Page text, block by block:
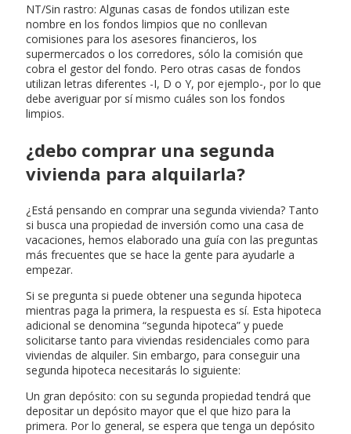
NT/Sin rastro: Algunas casas de fondos utilizan este
nombre en los fondos limpios que no conllevan
comisiones para los asesores financieros, los
supermercados o los corredores, sólo la comisión que
cobra el gestor del fondo. Pero otras casas de fondos
utilizan letras diferentes -I, D o Y, por ejemplo-, por lo que
debe averiguar por sí mismo cuáles son los fondos
limpios.
¿debo comprar una segunda
vivienda para alquilarla?
¿Está pensando en comprar una segunda vivienda? Tanto
si busca una propiedad de inversión como una casa de
vacaciones, hemos elaborado una guía con las preguntas
más frecuentes que se hace la gente para ayudarle a
empezar.
Si se pregunta si puede obtener una segunda hipoteca
mientras paga la primera, la respuesta es sí. Esta hipoteca
adicional se denomina “segunda hipoteca” y puede
solicitarse tanto para viviendas residenciales como para
viviendas de alquiler. Sin embargo, para conseguir una
segunda hipoteca necesitarás lo siguiente:
Un gran depósito: con su segunda propiedad tendrá que
depositar un depósito mayor que el que hizo para la
primera. Por lo general, se espera que tenga un depósito